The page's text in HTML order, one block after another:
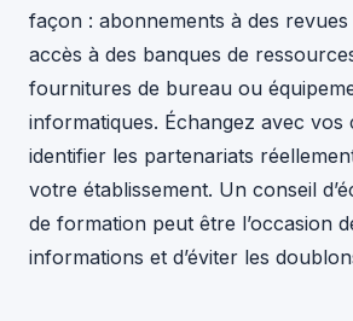
façon : abonnements à des revues
accès à des banques de
fournitures de bureau ou
informatiques. Échangez avec
identifier les partenariats
votre établissement. Un conseil
de formation peut être l’occasion
informations et d’éviter les